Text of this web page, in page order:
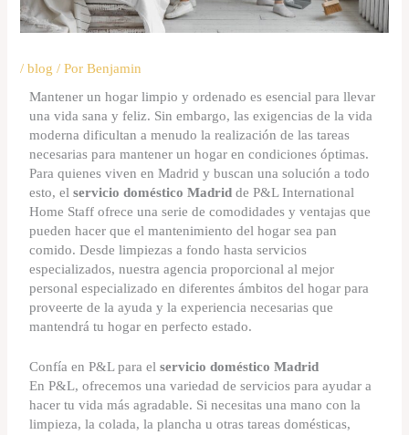
/blog / PorBenjamin
Mantener un hogar limpio y ordenado es esencial para llevar
una vida sana y feliz. Sin embargo, las exigencias de la vida
moderna dificultan a menudo la realización de las tareas
necesarias para mantener un hogar en condiciones óptimas.
Para quienes viven en Madrid y buscan una solución a todo
esto, elservicio doméstico Madrid de P&L International
Home Staff ofrece una serie de comodidades y ventajas que
pueden hacer que el mantenimiento del hogar sea pan
comido. Desde limpiezas a fondo hasta servicios
especializados, nuestra agencia proporcional al mejor
personal especializado en diferentes ámbitos del hogar para
proveerte de la ayuda y la experiencia necesarias que
mantendrá tu hogar en perfecto estado.
Confía en P&L para elservicio doméstico Madrid
En P&L, ofrecemos una variedad de servicios para ayudar a
hacer tu vida más agradable. Si necesitas una mano con la
limpieza, la colada, la plancha u otras tareas domésticas,